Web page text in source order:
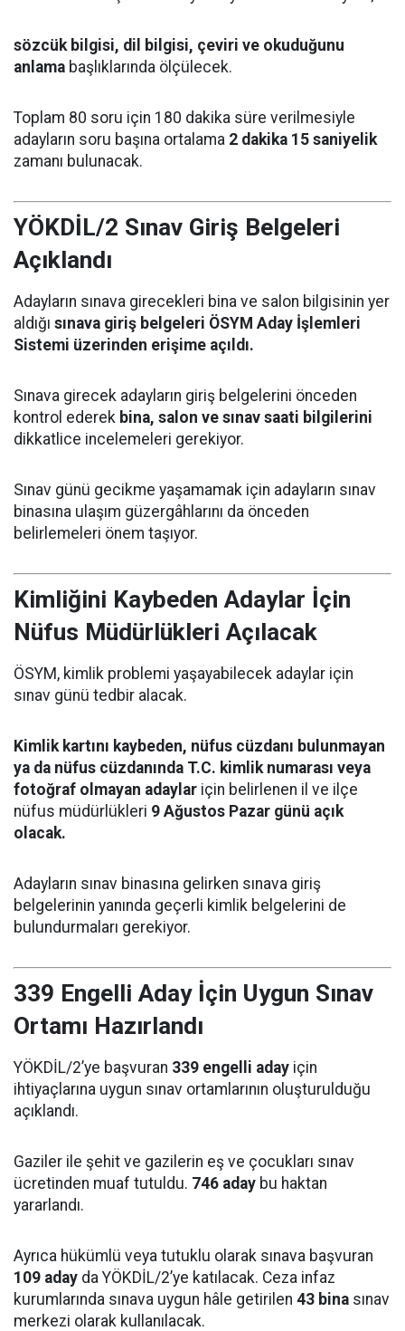
sözcük bilgisi, dil bilgisi, çeviri ve okuduğunu
anlama başlıklarında ölçülecek.
Toplam 80 soru için 180 dakika süre verilmesiyle
adayların soru başına ortalama 2 dakika 15 saniyelik
zamanı bulunacak.
YÖKDİL/2 Sınav Giriş Belgeleri
Açıklandı
Adayların sınava girecekleri bina ve salon bilgisinin yer
aldığı sınava giriş belgeleri ÖSYM Aday İşlemleri
Sistemi üzerinden erişime açıldı.
Sınava girecek adayların giriş belgelerini önceden
kontrol ederek bina, salon ve sınav saati bilgilerini
dikkatlice incelemeleri gerekiyor.
Sınav günü gecikme yaşamamak için adayların sınav
binasına ulaşım güzergâhlarını da önceden
belirlemeleri önem taşıyor.
Kimliğini Kaybeden Adaylar İçin
Nüfus Müdürlükleri Açılacak
ÖSYM, kimlik problemi yaşayabilecek adaylar için
sınav günü tedbir alacak.
Kimlik kartını kaybeden, nüfus cüzdanı bulunmayan
ya da nüfus cüzdanında T.C. kimlik numarası veya
fotoğraf olmayan adaylar için belirlenen il ve ilçe
nüfus müdürlükleri 9 Ağustos Pazar günü açık
olacak.
Adayların sınav binasına gelirken sınava giriş
belgelerinin yanında geçerli kimlik belgelerini de
bulundurmaları gerekiyor.
339 Engelli Aday İçin Uygun Sınav
Ortamı Hazırlandı
YÖKDİL/2’ye başvuran 339 engelli aday için
ihtiyaçlarına uygun sınav ortamlarının oluşturulduğu
açıklandı.
Gaziler ile şehit ve gazilerin eş ve çocukları sınav
ücretinden muaf tutuldu. 746 aday bu haktan
yararlandı.
Ayrıca hükümlü veya tutuklu olarak sınava başvuran
109 aday da YÖKDİL/2’ye katılacak. Ceza infaz
kurumlarında sınava uygun hâle getirilen 43 bina sınav
merkezi olarak kullanılacak.